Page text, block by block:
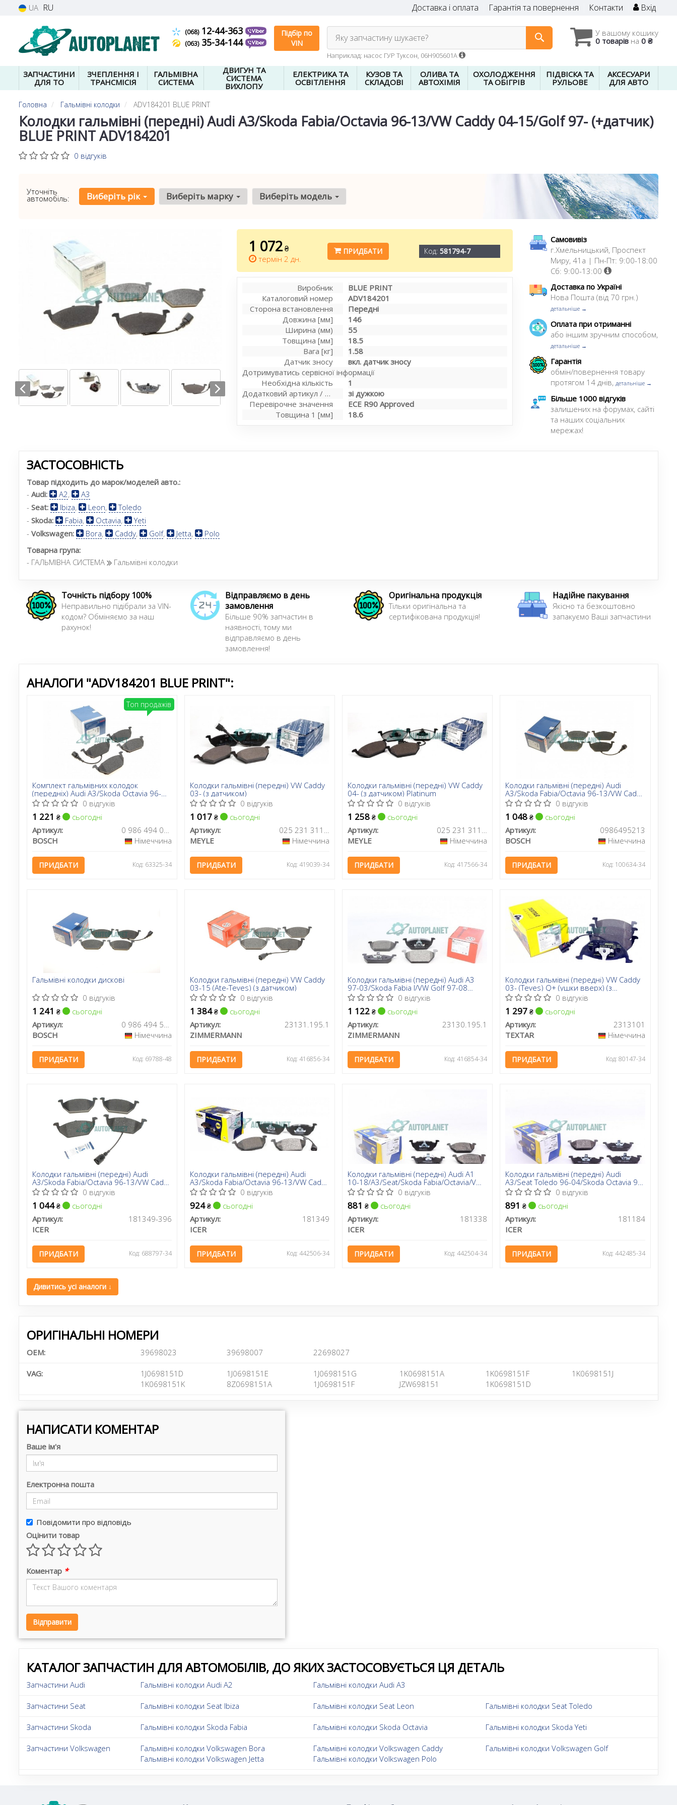
UA RU Доставка і оплата Гарантія та повернення Контакти Вхід
(068)12-44-363
(063)35-34-144
Підбір по
VIN
У вашому кошику
0 товарів на 0 ₴
Яку запчастину шукаєте?
Наприклад: насос ГУР Туксон, 06H905601A
ЗАПЧАСТИНИ
ДЛЯ ТО
ЗЧЕПЛЕННЯ І
ТРАНСМІСІЯ
ГАЛЬМІВНА
СИСТЕМА
ДВИГУН ТА
СИСТЕМА
ВИХЛОПУ
ЕЛЕКТРИКА ТА
ОСВІТЛЕННЯ
КУЗОВ ТА
СКЛАДОВІ
ОЛИВА ТА
АВТОХІМІЯ
ОХОЛОДЖЕННЯ
ТА ОБІГРІВ
ПІДВІСКА ТА
РУЛЬОВЕ
АКСЕСУАРИ
ДЛЯ АВТО
Головна Гальмівні колодки ADV184201 BLUE PRINT
Колодки гальмівні (передні) Audi A3/Skoda Fabia/Octavia 96-13/VW Caddy 04-15/Golf 97- (+датчик)
BLUE PRINT ADV184201
0 відгуків
Уточніть
автомобіль: Виберіть рік Виберіть марку Виберіть модель
1 072 ₴
термін 2 дн.
ПРИДБАТИ Код:581794-7
Виробник
BLUE PRINT
Каталоговий номер
ADV184201
Сторона встановлення
Передні
Довжина [мм]
146
Ширина (мм)
55
Товщина [мм]
18.5
Вага [кг]
1.58
Датчик зносу
вкл. датчик зносу
Дотримуватись сервісної інформації
Необхідна кількість
1
Додатковий артикул / додаткова інформація 2
зі дужкою
Перевірочне значення
ECE R90 Approved
Товщина 1 [мм]
18.6
Самовивіз
г.Хмельницький, Проспект
Миру, 41а | Пн-Пт: 9:00-18:00
Сб: 9:00-13:00
Доставка по Україні
Нова Пошта (від 70 грн.)
детальніше →
Оплата при отриманні
або іншим зручним способом,
детальніше →
Гарантія
обмін/повернення товару
протягом 14 днів,детальніше →
Більше 1000 відгуків
залишених на форумах, сайті
та наших соціальних
мережах!
ЗАСТОСОВНІСТЬ
Товар підходить до марок/моделей авто.:
- Audi: A2,
A3
- Seat: Ibiza, Leon,
Toledo
- Skoda: Fabia, Octavia,
Yeti
- Volkswagen: Bora, Caddy, Golf, Jetta,
Polo
Товарна група:
- ГАЛЬМІВНА СИСТЕМА
Гальмівні колодки
Точність підбору 100%
Неправильно підібрали за VIN-
кодом? Обміняємо за наш
рахунок!
Відправляємо в день
замовлення
Більше 90% запчастин в
наявності, тому ми
відправляємо в день
замовлення!
Оригінальна продукція
Тільки оригінальна та
сертифікована продукція!
Надійне пакування
Якісно та безкоштовно
запакуємо Ваші запчастини
АНАЛОГИ "ADV184201 BLUE PRINT":
Комплект гальмівних колодок
(передніх) Audi A3/Skoda Octavia 96-
13/Fabia 99-/VW Caddy/Golf 96-15
(+датчик)
0 відгуків
1 221 ₴
сьогодні
Артикул:
0 986 494 019
BOSCH
Німеччина
ПРИДБАТИ Код: 63325-34
Топ продажів
Колодки гальмівні (передні) VW Caddy
03- (з датчиком)
0 відгуків
1 017 ₴
сьогодні
Артикул:
025 231 3119/W
MEYLE
Німеччина
ПРИДБАТИ Код: 419039-34
Колодки гальмівні (передні) VW Caddy
04- (з датчиком) Platinum
0 відгуків
1 258 ₴
сьогодні
Артикул:
025 231 3119/PD
MEYLE
Німеччина
ПРИДБАТИ Код: 417566-34
Колодки гальмівні (передні) Audi
A3/Skoda Fabia/Octavia 96-13/VW Caddy
04-15/Golf 97- (+датчик)
0 відгуків
1 048₴
сьогодні
Артикул:
0986495213
BOSCH
Німеччина
ПРИДБАТИ Код: 100634-34
Гальмівні колодки дискові
0 відгуків
1 241 ₴
сьогодні
Артикул:
0 986 494 524
BOSCH
Німеччина
ПРИДБАТИ Код: 69788-48
Колодки гальмівні (передні) VW Caddy
03-15 (Ate-Teves) (з датчиком)
0 відгуків
1 384₴
сьогодні
Артикул:
23131.195.1
ZIMMERMANN
ПРИДБАТИ Код: 416856-34
Колодки гальмівні (передні) Audi A3
97-03/Skoda Fabia I/VW Golf 97-08
(ушки вверх) (Ate-Teves)
0 відгуків
1 122 ₴
сьогодні
Артикул:
23130.195.1
ZIMMERMANN
ПРИДБАТИ Код: 416854-34
Колодки гальмівні (передні) VW Caddy
03- (Teves) Q+ (ушки вверх) (з
датчиком)
0 відгуків
1 297₴
сьогодні
Артикул:
2313101
TEXTAR
Німеччина
ПРИДБАТИ Код: 80147-34
Колодки гальмівні (передні) Audi
A3/Skoda Fabia/Octavia 96-13/VW Caddy
04-15/Golf 97- (+датчик)
0 відгуків
1 044₴
сьогодні
Артикул:
181349-396
ICER
ПРИДБАТИ Код: 688797-34
Колодки гальмівні (передні) Audi
A3/Skoda Fabia/Octavia 96-13/VW Caddy
04-15/Golf 97- (+датчик)
0 відгуків
924₴
сьогодні
Артикул:
181349
ICER
ПРИДБАТИ Код: 442506-34
Колодки гальмівні (передні) Audi A1
10-18/A3/Seat/Skoda Fabia/Octavia/VW
Golf 96-/Caddy/Polo 04-
0 відгуків
881 ₴
сьогодні
Артикул:
181338
ICER
ПРИДБАТИ Код: 442504-34
Колодки гальмівні (передні) Audi
A3/Seat Toledo 96-04/Skoda Octavia 96-
07/VW Golf 97-05/Polo 02-
0 відгуків
891₴
сьогодні
Артикул:
181184
ICER
ПРИДБАТИ Код: 442485-34
Дивитись усі аналоги ↓
ОРИГІНАЛЬНІ НОМЕРИ
OEM: 39698023 39698007 22698027
VAG: 1J0698151D 1J0698151E 1J0698151G 1K0698151A 1K0698151F
1K0698151J
1K0698151K
8Z0698151A 1J0698151F JZW698151 1K0698151D
НАПИСАТИ КОМЕНТАР
Ваше ім'я
Електронна пошта
Повідомити про відповідь
Оцінити товар
Коментар *
Відправити
КАТАЛОГ ЗАПЧАСТИН ДЛЯ АВТОМОБІЛІВ, ДО ЯКИХ ЗАСТОСОВУЄТЬСЯ ЦЯ ДЕТАЛЬ
Запчастини Audi Гальмівні колодки Audi A2 Гальмівні колодки Audi A3
Запчастини Seat Гальмівні колодки Seat Ibiza Гальмівні колодки Seat Leon Гальмівні колодки Seat Toledo
Запчастини Skoda Гальмівні колодки Skoda Fabia Гальмівні колодки Skoda Octavia Гальмівні колодки Skoda Yeti
Запчастини Volkswagen Гальмівні колодки Volkswagen Bora Гальмівні колодки Volkswagen Caddy
Гальмівні колодки Volkswagen Golf
Гальмівні колодки Volkswagen Jetta
Гальмівні колодки Volkswagen Polo